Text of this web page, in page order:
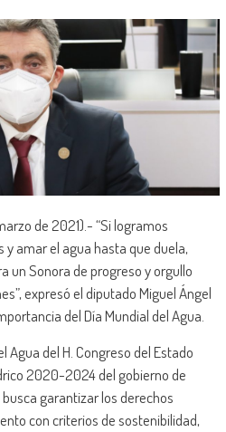
de 2021).- “Si logramos
amar el agua hasta que duela,
un Sonora de progreso y orgullo
expresó el diputado Miguel Ángel
del Día Mundial del Agua.
Agua del H. Congreso del Estado
2020-2024 del gobierno de
garantizar los derechos
con criterios de sostenibilidad,